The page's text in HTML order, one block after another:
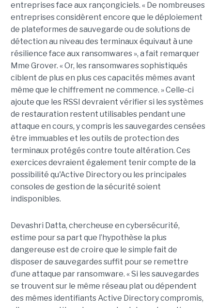
entreprises face aux rançongiciels. « De nombreuses
entreprises considèrent encore que le déploiement
de plateformes de sauvegarde ou de solutions de
détection au niveau des terminaux équivaut à une
résilience face aux ransomwares », a fait remarquer
Mme Grover. « Or, les ransomwares sophistiqués
ciblent de plus en plus ces capacités mêmes avant
même que le chiffrement ne commence. » Celle-ci
ajoute que les RSSI devraient vérifier si les systèmes
de restauration restent utilisables pendant une
attaque en cours, y compris les sauvegardes censées
être immuables et les outils de protection des
terminaux protégés contre toute altération. Ces
exercices devraient également tenir compte de la
possibilité qu'Active Directory ou les principales
consoles de gestion de la sécurité soient
indisponibles.
Devashri Datta, chercheuse en cybersécurité,
estime pour sa part que l’hypothèse la plus
dangereuse est de croire que le simple fait de
disposer de sauvegardes suffit pour se remettre
d’une attaque par ransomware. « Si les sauvegardes
se trouvent sur le même réseau plat ou dépendent
des mêmes identifiants Active Directory compromis,